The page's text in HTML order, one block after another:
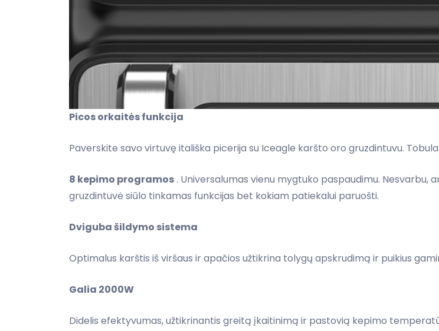
Picos orkaitės funkcija
Paverskite savo virtuvę itališka picerija su Iceagle karšto oro gruzdintuvu.
8 kepimo programos. Universalumas vienu mygtuko paspaudimu.
gruzdintuvė siūlo tinkamas funkcijas bet kokiam patiekalui paruošti.
Dviguba šildymo sistema
Optimalus karštis iš viršaus ir apačios užtikrina tolygų apskrudimą ir puikius
Galia 2000W
Didelis efektyvumas, užtikrinantis greitą įkaitinimą ir pastovią kepimo